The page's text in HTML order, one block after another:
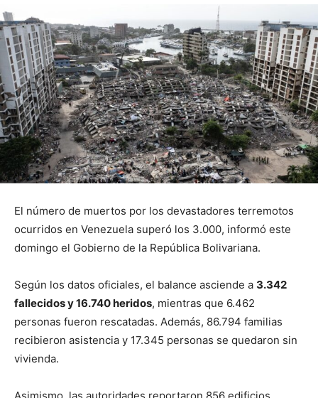
El número de muertos por los devastadores terremotos
ocurridos en Venezuela superó los 3.000, informó este
domingo el Gobierno de la República Bolivariana.
Según los datos oficiales, el balance asciende a 3.342
fallecidos y 16.740 heridos, mientras que 6.462
personas fueron rescatadas. Además, 86.794 familias
recibieron asistencia y 17.345 personas se quedaron sin
vivienda.